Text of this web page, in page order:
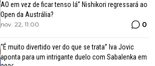
AO em vez de ficar tenso lá” Nishikori regressará ao
Open da Austrália?
nov. 22, 11:00 0
“É muito divertido ver do que se trata” Iva Jovic
aponta para um intrigante duelo com Sabalenka em